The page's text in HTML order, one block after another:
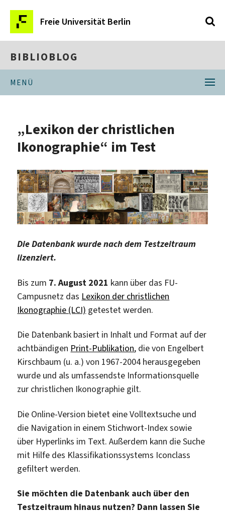
Freie Universität Berlin
BIBLIOBLOG
MENÜ
„Lexikon der christlichen
Ikonographie“ im Test
Die Datenbank wurde nach dem Testzeitraum
lizenziert.
Bis zum 7. August 2021 kann über das FU-
Campusnetz das Lexikon der christlichen
Ikonographie (LCI) getestet werden.
Die Datenbank basiert in Inhalt und Format auf der
achtbändigen Print-Publikation, die von Engelbert
Kirschbaum (u. a.) von 1967-2004 herausgegeben
wurde und als umfassendste Informationsquelle
zur christlichen Ikonographie gilt.
Die Online-Version bietet eine Volltextsuche und
die Navigation in einem Stichwort-Index sowie
über Hyperlinks im Text. Außerdem kann die Suche
mit Hilfe des Klassifikationssystems Iconclass
gefiltert werden.
Sie möchten die Datenbank auch über den
Testzeitraum hinaus nutzen? Dann lassen Sie